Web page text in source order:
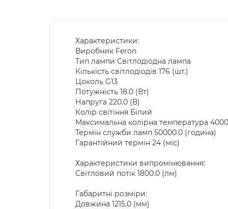
Характеристики:
Виробник Feron
Тип лампи Світлодіодна лампа
Кількість світлодіодів 176 (шт.)
Цоколь G13
Потужність 18.0 (Вт)
Напруга 220.0 (В)
Колір світіння Білий
Максимальна колірна температура
Термін служби ламп 50000.0 (година)
Гарантійний термін 24 (міс)
Характеристики випромінювання:
Світловий потік 1800.0 (лм)
Габаритні розміри:
Довжина 1215.0 (мм)